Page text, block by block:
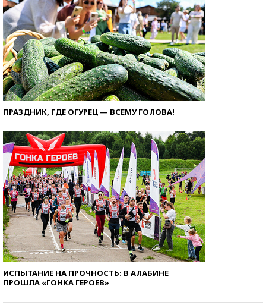
ПРАЗДНИК, ГДЕ ОГУРЕЦ — ВСЕМУ ГОЛОВА!
ИСПЫТАНИЕ НА ПРОЧНОСТЬ: В АЛАБИНЕ
ПРОШЛА «ГОНКА ГЕРОЕВ»